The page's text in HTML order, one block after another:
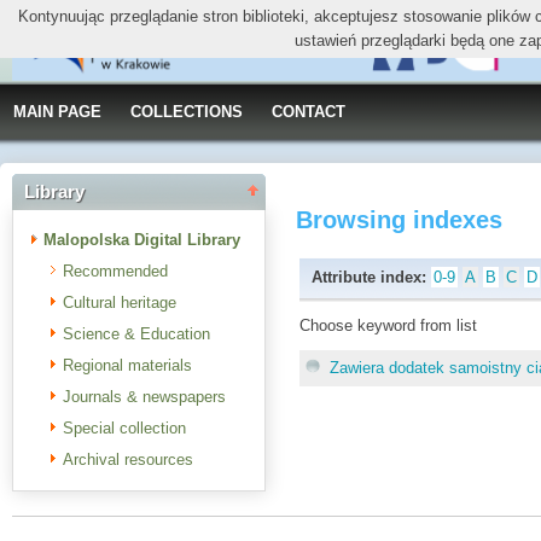
MAIN PAGE COLLECTIONS CONTACT
Library
Malopolska Digital Library
Recommended
Cultural heritage
Science & Education
Regional materials
Journals & newspapers
Special collection
Archival resources
Browsing indexes
Attribute index: 0-9 A B C D
Choose keyword from list
Zawiera dodatek samoistny
Kontynuując przeglądanie stron biblioteki, akceptujesz stosowanie
ustawień przeglądarki będą one